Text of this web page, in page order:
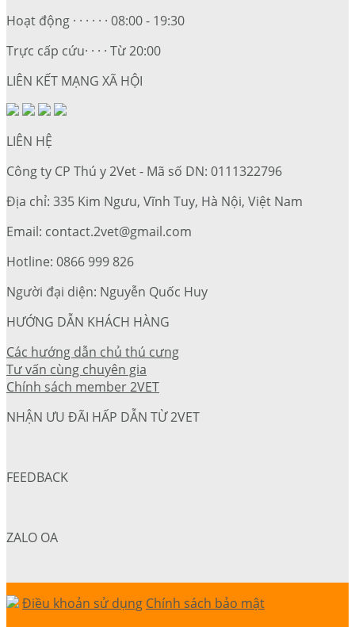
Hoạt động · · · · · · 08:00 - 19:30
Trực cấp cứu· · · · Từ 20:00
LIÊN KẾT MẠNG XÃ HỘI
LIÊN HỆ
Công ty CP Thú y 2Vet - Mã số DN: 0111322796
Địa chỉ: 335 Kim Ngưu, Vĩnh Tuy, Hà Nội, Việt Nam
Email: contact.2vet@gmail.com
Hotline: 0866 999 826
Người đại diện: Nguyễn Quốc Huy
HƯỚNG DẪN KHÁCH HÀNG
Các hướng dẫn chủ thú cưng
Tư vấn cùng chuyên gia
Chính sách member 2VET
NHẬN ƯU ĐÃI HẤP DẪN TỪ 2VET
FEEDBACK
ZALO OA
Điều khoản sử dụng Chính sách bảo mật